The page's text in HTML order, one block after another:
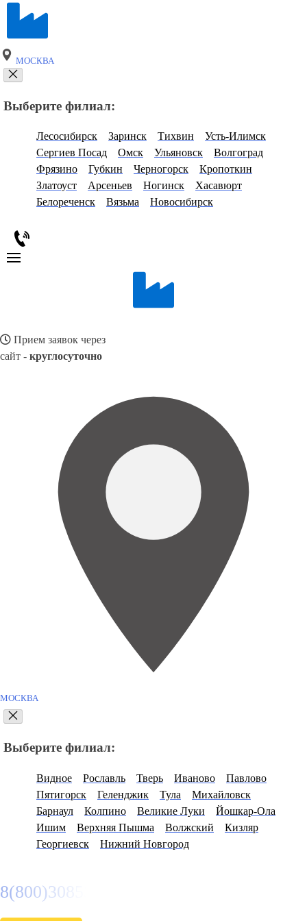
МОСКВА
Выберите филиал:
Лесосибирск Заринск Тихвин
Усть-Илимск
Сергиев Посад
Омск Ульяновск
Волгоград
Фрязино
Губкин Черногорск
Кропоткин
Златоуст
Арсеньев Ногинск
Хасавюрт
Белореченск
Вязьма Новосибирск
Прием заявок через
сайт - круглосуточно
МОСКВА
Выберите филиал:
Видное Рославль Тверь Иваново
Павлово
Пятигорск
Геленджик Тула
Михайловск
Барнаул
Колпино Великие Луки
Йошкар-Ола
Ишим
Верхняя Пышма Волжский
Кизляр
Георгиевск
Нижний Новгород
8(800)3085303